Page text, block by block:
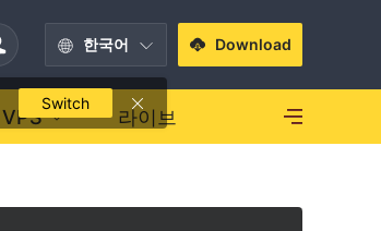
한국어
Switch
Download
VPS 라이브